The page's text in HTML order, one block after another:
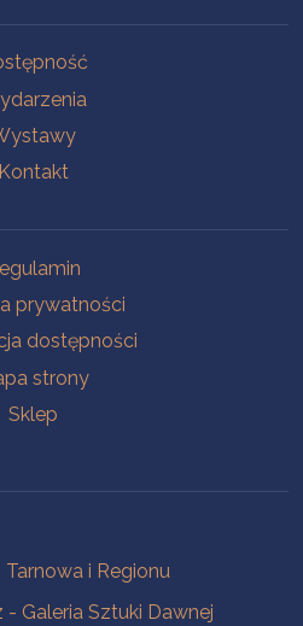
Kontakt
prywatności
dostępności
strony
Sklep
i Regionu
- Galeria Sztuki Dawnej